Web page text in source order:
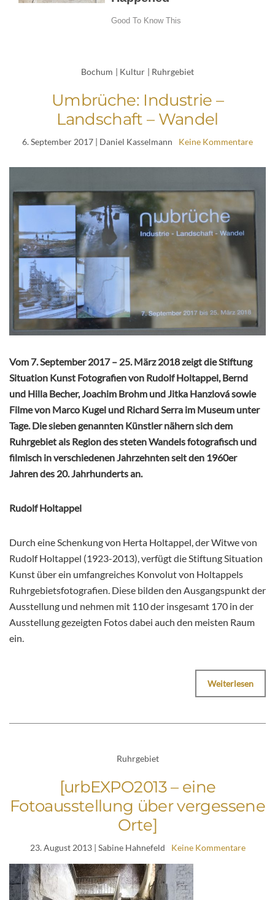
Bochum | Kultur | Ruhrgebiet
Umbrüche: Industrie –
Landschaft – Wandel
6. September 2017 | Daniel Kasselmann Keine Kommentare
Vom 7. September 2017 – 25. März 2018 zeigt die Stiftung
Situation Kunst Fotografien von Rudolf Holtappel, Bernd
und Hilla Becher, Joachim Brohm und Jitka Hanzlová sowie
Filme von Marco Kugel und Richard Serra im Museum unter
Tage. Die sieben genannten Künstler nähern sich dem
Ruhrgebiet als Region des steten Wandels fotografisch und
filmisch in verschiedenen Jahrzehnten seit den 1960er
Jahren des 20. Jahrhunderts an.
Rudolf Holtappel
Durch eine Schenkung von Herta Holtappel, der Witwe von
Rudolf Holtappel (1923-2013), verfügt die Stiftung Situation
Kunst über ein umfangreiches Konvolut von Holtappels
Ruhrgebietsfotografien. Diese bilden den Ausgangspunkt der
Ausstellung und nehmen mit 110 der insgesamt 170 in der
Ausstellung gezeigten Fotos dabei auch den meisten Raum
ein.
Weiterlesen
Ruhrgebiet
[urbEXPO2013 – eine
Fotoausstellung über vergessene
Orte]
23. August 2013| Sabine Hahnefeld Keine Kommentare